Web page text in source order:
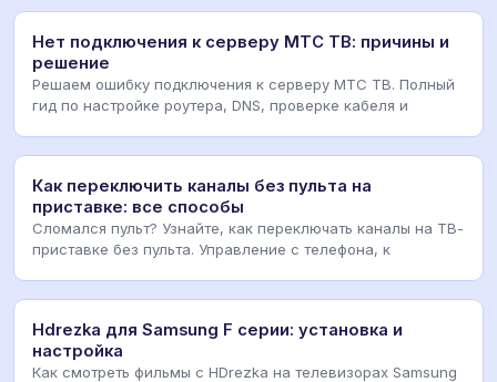
Нет подключения к серверу МТС ТВ: причины и
решение
Решаем ошибку подключения к серверу МТС ТВ. Полный
гид по настройке роутера, DNS, проверке кабеля и
Как переключить каналы без пульта на
приставке: все способы
Сломался пульт? Узнайте, как переключать каналы на ТВ-
приставке без пульта. Управление с телефона, к
Hdrezka для Samsung F серии: установка и
настройка
Как смотреть фильмы с HDrezka на телевизорах Samsung